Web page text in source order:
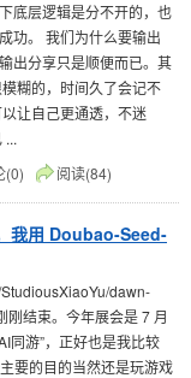
底层逻辑是分不开的，也
功。 我们为什么要输出
出分享只是顺便而已。其
糊的，时间久了会记不
让自己更通透，不迷
...
(0) 阅读(84)
我用 Doubao-Seed-
dawn-
结束。今年展会是 7 月
同游”，正好也是我比较
要的目的当然还是玩游戏